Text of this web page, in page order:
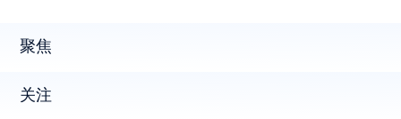
聚焦
关注